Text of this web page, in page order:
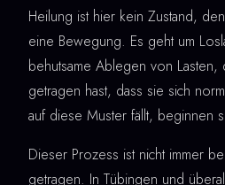
Heilung ist hier kein Zustand,
eine Bewegung. Es geht um
behutsame Ablegen von
getragen hast, dass sie sich
auf diese Muster fällt, beginnen
Dieser Prozess ist nicht immer
getragen. In Tübingen und